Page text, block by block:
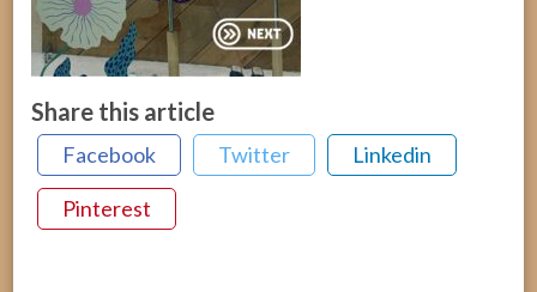
Share this article
Facebook Twitter Linkedin
Pinterest